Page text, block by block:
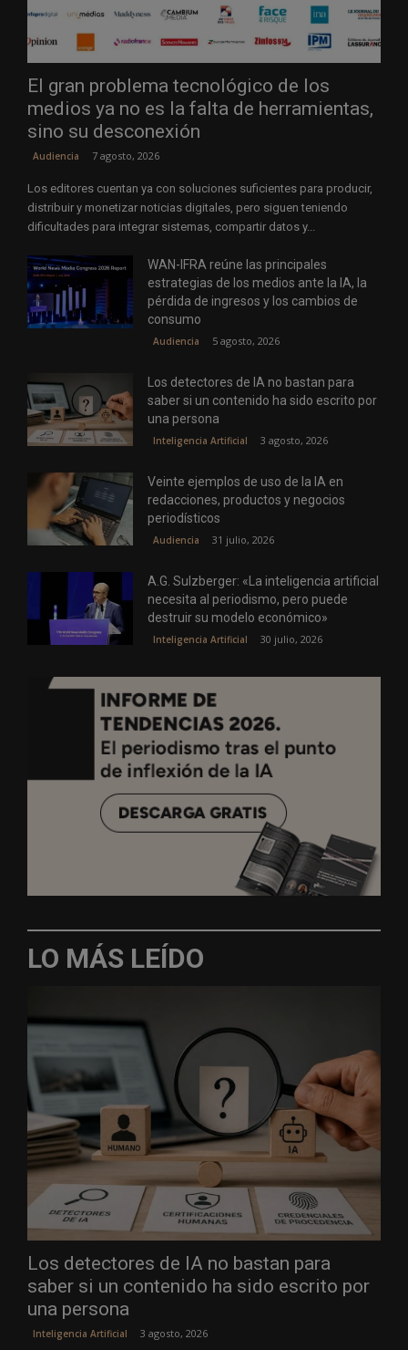
El gran problema tecnológico de los
medios ya no es la falta de herramientas,
sino su desconexión
Audiencia 7 agosto, 2026
Los editores cuentan ya con soluciones suficientes para producir,
distribuir y monetizar noticias digitales, pero siguen teniendo
dificultades para integrar sistemas, compartir datos y...
WAN-IFRA reúne las principales
estrategias de los medios ante la IA, la
pérdida de ingresos y los cambios de
consumo
Audiencia 5 agosto, 2026
Los detectores de IA no bastan para
saber si un contenido ha sido escrito por
una persona
Inteligencia Artificial 3 agosto, 2026
Veinte ejemplos de uso de la IA en
redacciones, productos y negocios
periodísticos
Audiencia 31 julio, 2026
A.G. Sulzberger: «La inteligencia artificial
necesita al periodismo, pero puede
destruir su modelo económico»
Inteligencia Artificial 30 julio, 2026
LO MÁS LEÍDO
Los detectores de IA no bastan para
saber si un contenido ha sido escrito por
una persona
Inteligencia Artificial 3 agosto, 2026